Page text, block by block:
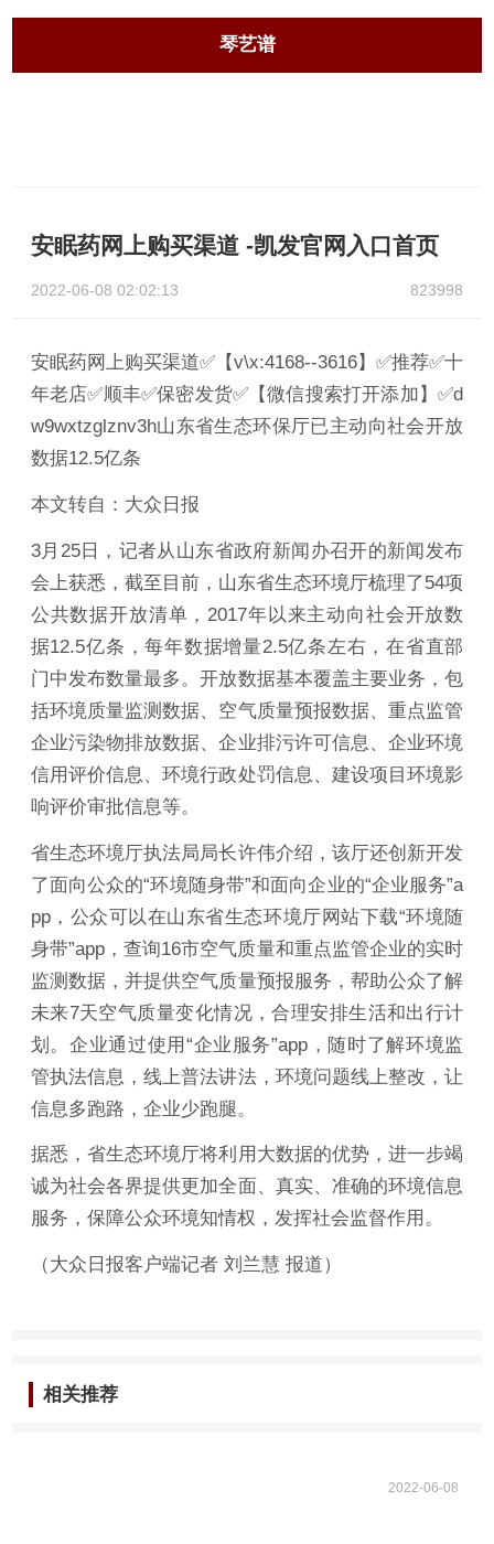
琴艺谱
安眠药网上购买渠道 -凯发官网入口首页
2022-06-08 02:02:13 823998
安眠药网上购买渠道✅【v\x:4168--3616】✅推荐✅十
年老店✅顺丰✅保密发货✅【微信搜索打开添加】✅d
w9wxtzglznv3h山东省生态环保厅已主动向社会开放
数据12.5亿条
本文转自：大众日报
3月25日，记者从山东省政府新闻办召开的新闻发布
会上获悉，截至目前，山东省生态环境厅梳理了54项
公共数据开放清单，2017年以来主动向社会开放数
据12.5亿条，每年数据增量2.5亿条左右，在省直部
门中发布数量最多。开放数据基本覆盖主要业务，包
括环境质量监测数据、空气质量预报数据、重点监管
企业污染物排放数据、企业排污许可信息、企业环境
信用评价信息、环境行政处罚信息、建设项目环境影
响评价审批信息等。
省生态环境厅执法局局长许伟介绍，该厅还创新开发
了面向公众的“环境随身带”和面向企业的“企业服务”a
pp，公众可以在山东省生态环境厅网站下载“环境随
身带”app，查询16市空气质量和重点监管企业的实时
监测数据，并提供空气质量预报服务，帮助公众了解
未来7天空气质量变化情况，合理安排生活和出行计
划。企业通过使用“企业服务”app，随时了解环境监
管执法信息，线上普法讲法，环境问题线上整改，让
信息多跑路，企业少跑腿。
据悉，省生态环境厅将利用大数据的优势，进一步竭
诚为社会各界提供更加全面、真实、准确的环境信息
服务，保障公众环境知情权，发挥社会监督作用。
（大众日报客户端记者 刘兰慧 报道）
相关推荐
2022-06-08